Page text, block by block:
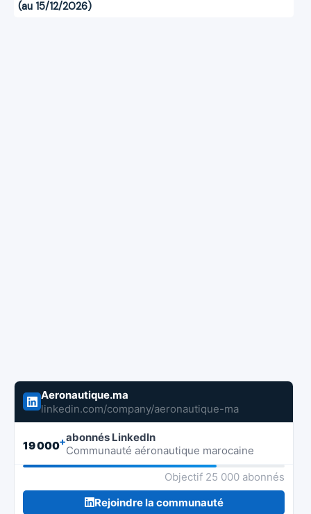
(au 15/12/2026)
Aeronautique.ma
linkedin.com/company/aeronautique-ma
19 000+abonnés LinkedIn
Communauté aéronautique marocaine
Objectif 25 000 abonnés
Rejoindre la communauté